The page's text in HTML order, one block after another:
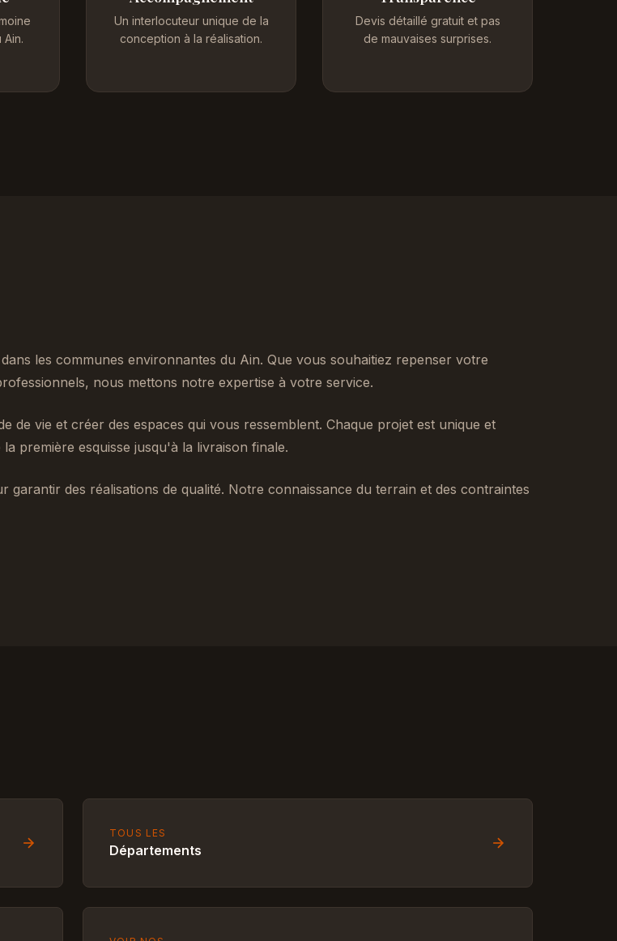
Un interlocuteur unique de la
conception à la réalisation.
Devis détaillé gratuit et pas
de mauvaises surprises.
les communes environnantes du Ain. Que vous souhaitiez repenser votre
nous mettons notre expertise à votre service.
vie et créer des espaces qui vous ressemblent. Chaque projet est unique et
première esquisse jusqu'à la livraison finale.
des réalisations de qualité. Notre connaissance du terrain et des contraintes
TOUS LES
Départements